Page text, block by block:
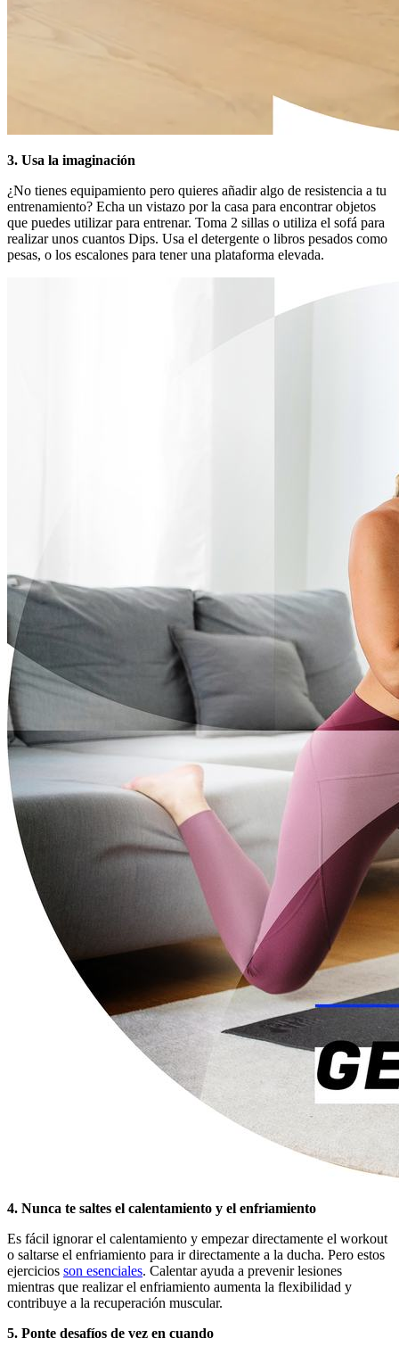
3. Usa la imaginación
¿No tienes equipamiento pero quieres añadir algo de resistencia a tu
entrenamiento? Echa un vistazo por la casa para encontrar objetos
que puedes utilizar para entrenar. Toma 2 sillas o utiliza el sofá para
realizar unos cuantos Dips. Usa el detergente o libros pesados como
pesas, o los escalones para tener una plataforma elevada.
4. Nunca te saltes el calentamiento y el enfriamiento
Es fácil ignorar el calentamiento y empezar directamente el workout
o saltarse el enfriamiento para ir directamente a la ducha. Pero estos
ejercicios son esenciales. Calentar ayuda a prevenir lesiones
mientras que realizar el enfriamiento aumenta la flexibilidad y
contribuye a la recuperación muscular.
5. Ponte desafíos de vez en cuando